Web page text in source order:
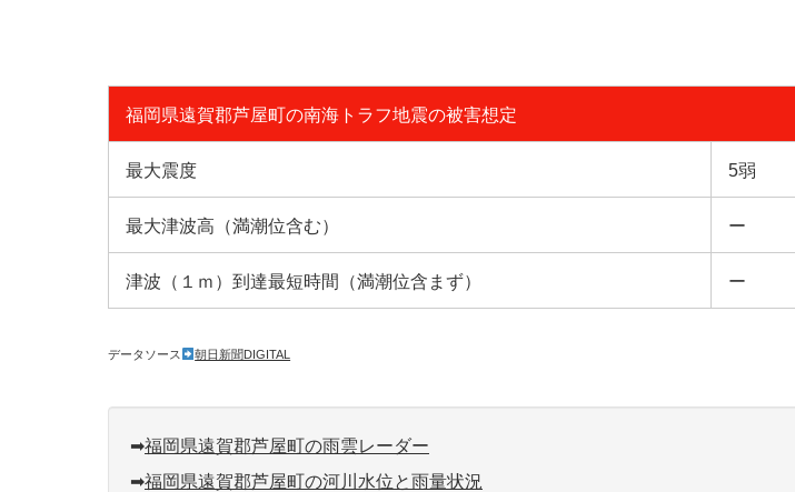
福岡県遠賀郡芦屋町の南海トラフ地震の被害想定
最大震度 5弱
最大津波高（満潮位含む） ー
津波（１ｍ）到達最短時間（満潮位含まず） ー
データソース 朝日新聞DIGITAL
➡︎福岡県遠賀郡芦屋町の雨雲レーダー
➡︎福岡県遠賀郡芦屋町の河川水位と雨量状況